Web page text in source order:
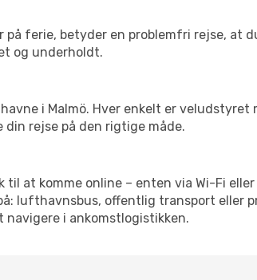
ferie, betyder en problemfri rejse, at
og underholdt.
i Malmö. Hver enkelt er
rejse på den rigtige måde.
til at komme online – enten via Wi-Fi
lufthavnsbus, offentlig transport eller
i ankomstlogistikken.